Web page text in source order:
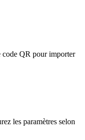
QR pour importer
les paramètres selon